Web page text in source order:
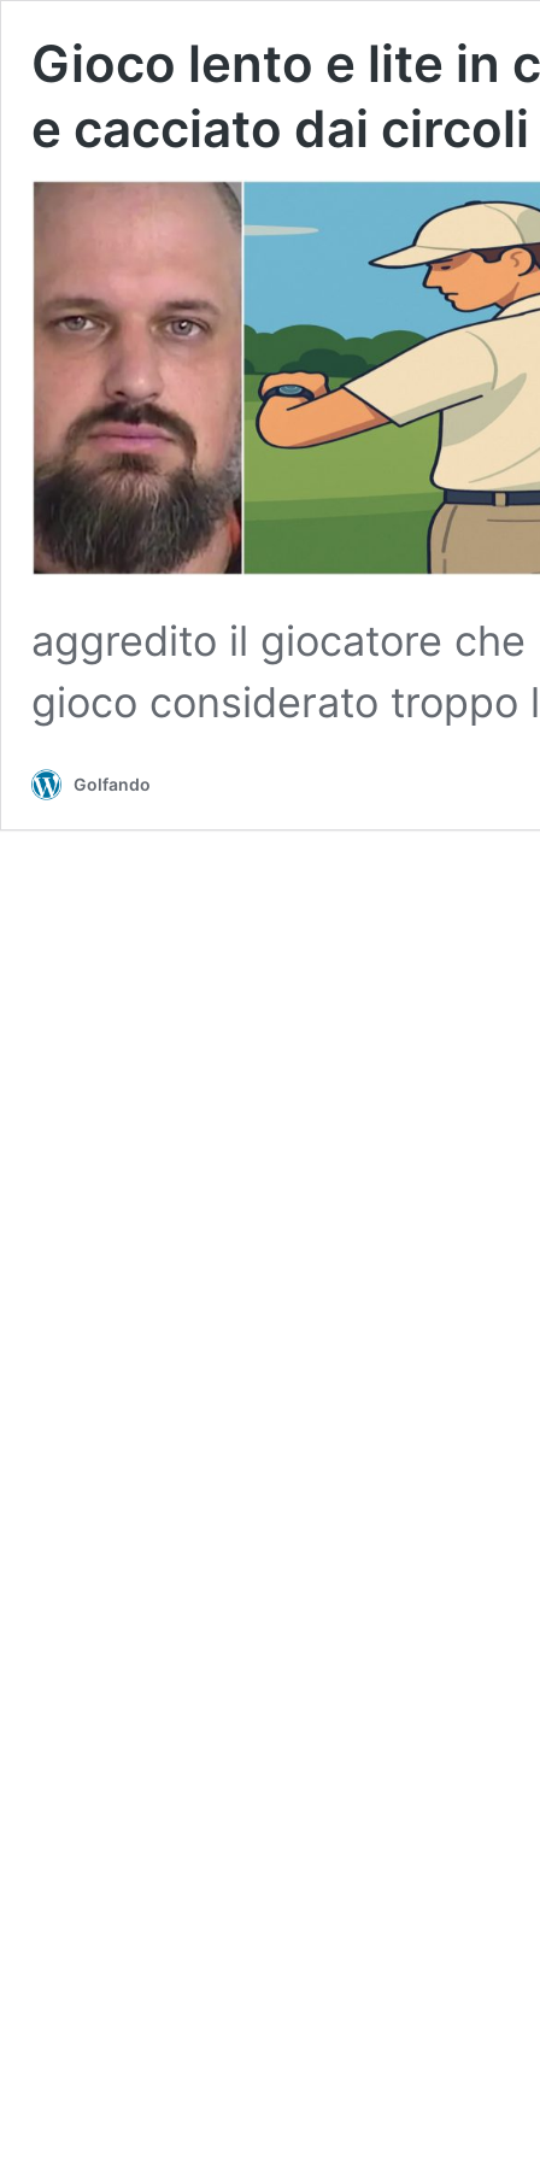
Gioco lento e lite in
e cacciato dai
aggredito il giocatore
gioco considerato
Golfando